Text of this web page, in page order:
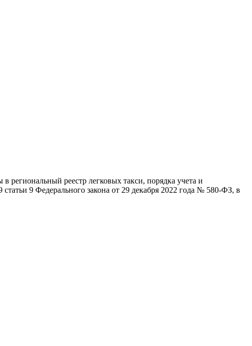
региональный реестр легковых такси, порядка учета и
9 Федерального закона от 29 декабря 2022 года № 580-ФЗ, в